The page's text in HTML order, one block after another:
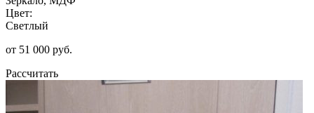
Цвет:
Светлый
от 51 000 руб.
Рассчитать